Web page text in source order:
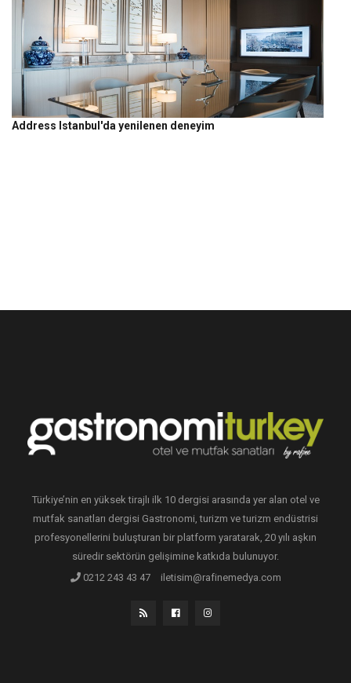
Address Istanbul'da yenilenen deneyim
Türkiye’nin en yüksek tirajlı ilk 10 dergisi arasında yer alan otel ve
mutfak sanatları dergisi Gastronomi, turizm ve turizm endüstrisi
profesyonellerini buluşturan bir platform yaratarak, 20 yılı aşkın
süredir sektörün gelişimine katkıda bulunuyor.
0212 243 43 47
iletisim@rafinemedya.com